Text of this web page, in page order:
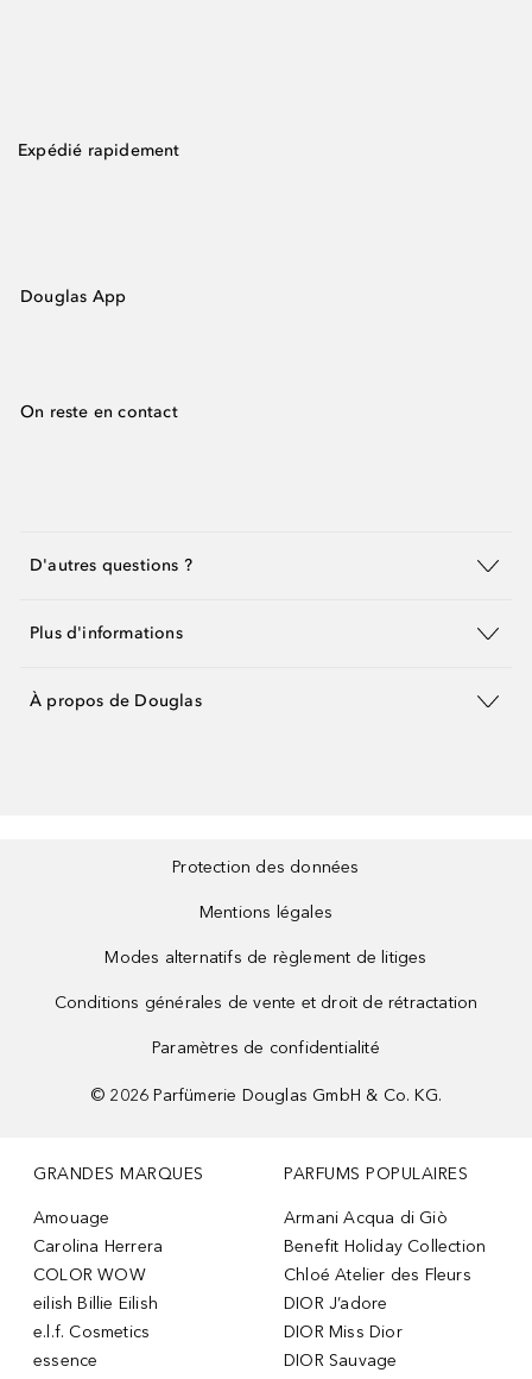
Expédié rapidement
Douglas App
On reste en contact
D'autres questions ?
Plus d'informations
À propos de Douglas
Protection des données
Mentions légales
Modes alternatifs de règlement de litiges
Conditions générales de vente et droit de rétractation
Paramètres de confidentialité
© 2026 Parfümerie Douglas GmbH & Co. KG.
GRANDES MARQUES
Amouage
Carolina Herrera
COLOR WOW
eilish Billie Eilish
e.l.f. Cosmetics
essence
PARFUMS POPULAIRES
Armani Acqua di Giò
Benefit Holiday Collection
Chloé Atelier des Fleurs
DIOR J’adore
DIOR Miss Dior
DIOR Sauvage